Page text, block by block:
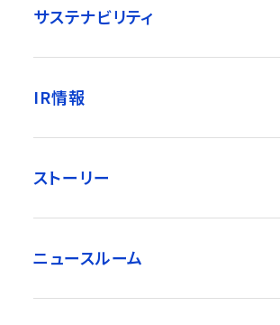
サステナビリティ
IR情報
ストーリー
ニュースルーム